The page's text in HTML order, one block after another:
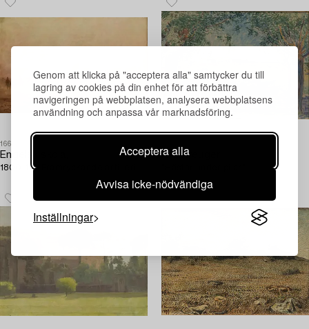
Genom att klicka på "acceptera alla" samtycker du till
lagring av cookies på din enhet för att förbättra
navigeringen på webbplatsen, analysera webbplatsens
användning och anpassa vår marknadsföring.
Acceptera alla
Avvisa icke-nödvändiga
Inställningar
1667244
Engelsk skola,
1800-tal. Framryckande artilleri.
Nils Kreuger